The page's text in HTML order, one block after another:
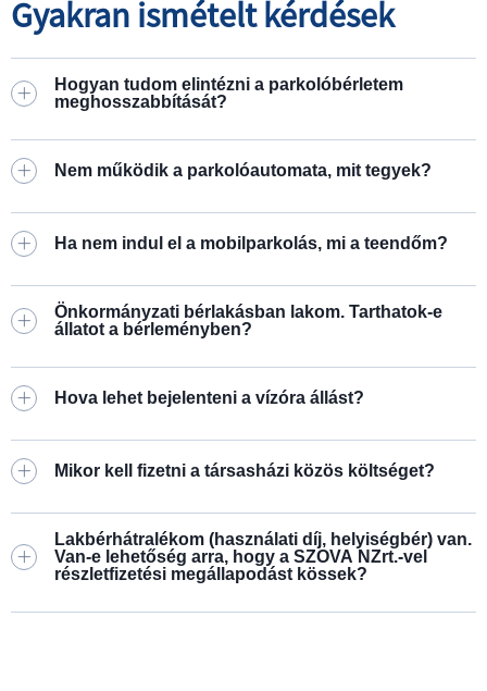
Gyakran ismételt kérdések
Hogyan tudom elintézni a parkolóbérletem
meghosszabbítását?
Nem működik a parkolóautomata, mit tegyek?
Ha nem indul el a mobilparkolás, mi a teendőm?
Önkormányzati bérlakásban lakom. Tarthatok-e
állatot a bérleményben?
Hova lehet bejelenteni a vízóra állást?
Mikor kell fizetni a társasházi közös költséget?
Lakbérhátralékom (használati díj, helyiségbér) van.
Van-e lehetőség arra, hogy a SZOVA NZrt.-vel
részletfizetési megállapodást kössek?